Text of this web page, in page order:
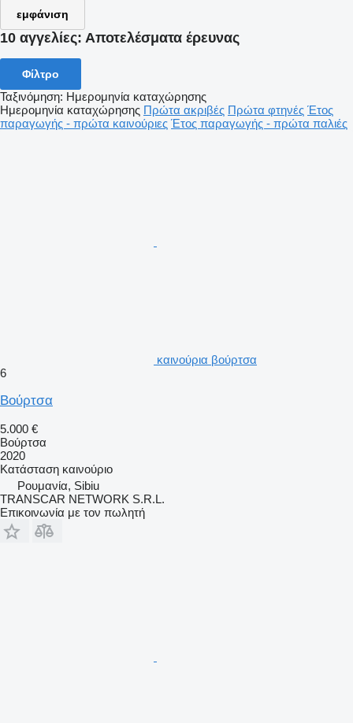
εμφάνιση
10 αγγελίες: Αποτελέσματα έρευνας
Φίλτρο
Ταξινόμηση: Ημερομηνία καταχώρησης
Ημερομηνία καταχώρησης Πρώτα ακριβές Πρώτα φτηνές Έτος
παραγωγής - πρώτα καινούριες Έτος παραγωγής - πρώτα παλιές
καινούρια βούρτσα
6
Βούρτσα
5.000 €
Βούρτσα
2020
Κατάσταση καινούριο
Ρουμανία, Sibiu
TRANSCAR NETWORK S.R.L.
Επικοινωνία με τον πωλητή